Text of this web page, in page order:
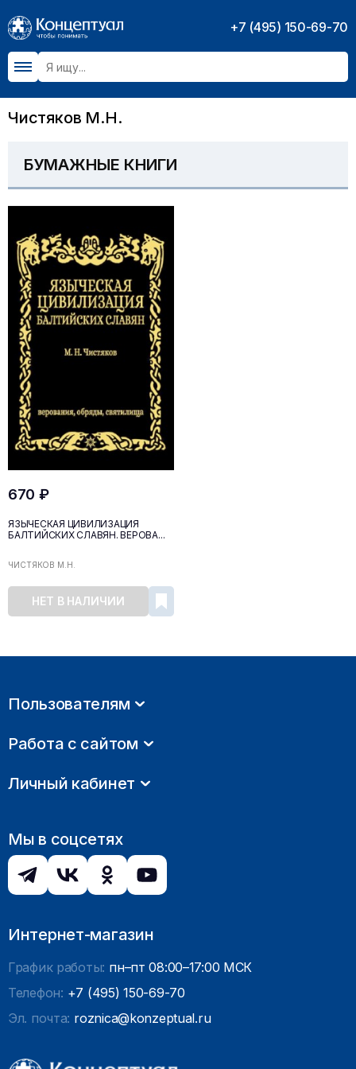
+7 (495) 150-69-70
Чистяков М.Н.
БУМАЖНЫЕ КНИГИ
670 ₽
ЯЗЫЧЕСКАЯ ЦИВИЛИЗАЦИЯ
БАЛТИЙСКИХ СЛАВЯН. ВЕРОВА...
ЧИСТЯКОВ М.Н.
НЕТ В НАЛИЧИИ
Пользователям
Работа с сайтом
Личный кабинет
Мы в соцсетях
Интернет-магазин
График работы: пн–пт 08:00–17:00 МСК
Телефон: +7 (495) 150-69-70
Эл. почта: roznica@konzeptual.ru